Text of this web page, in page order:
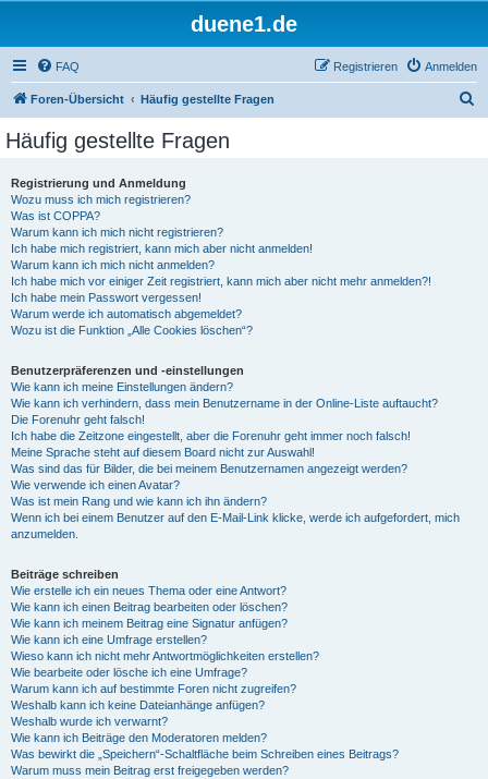
duene1.de
FAQ Anmelden
Registrieren
Foren-Übersicht Häufig gestellte Fragen
Häufig gestellte Fragen
Registrierung und Anmeldung
Wozu muss ich mich registrieren?
Was ist COPPA?
Warum kann ich mich nicht registrieren?
Ich habe mich registriert, kann mich aber nicht anmelden!
Warum kann ich mich nicht anmelden?
Ich habe mich vor einiger Zeit registriert, kann mich aber nicht mehr anmelden?!
Ich habe mein Passwort vergessen!
Warum werde ich automatisch abgemeldet?
Wozu ist die Funktion „Alle Cookies löschen“?
Benutzerpräferenzen und -einstellungen
Wie kann ich meine Einstellungen ändern?
Wie kann ich verhindern, dass mein Benutzername in der Online-Liste auftaucht?
Die Forenuhr geht falsch!
Ich habe die Zeitzone eingestellt, aber die Forenuhr geht immer noch falsch!
Meine Sprache steht auf diesem Board nicht zur Auswahl!
Was sind das für Bilder, die bei meinem Benutzernamen angezeigt werden?
Wie verwende ich einen Avatar?
Was ist mein Rang und wie kann ich ihn ändern?
Wenn ich bei einem Benutzer auf den E-Mail-Link klicke, werde ich aufgefordert, mich
anzumelden.
Beiträge schreiben
Wie erstelle ich ein neues Thema oder eine Antwort?
Wie kann ich einen Beitrag bearbeiten oder löschen?
Wie kann ich meinem Beitrag eine Signatur anfügen?
Wie kann ich eine Umfrage erstellen?
Wieso kann ich nicht mehr Antwortmöglichkeiten erstellen?
Wie bearbeite oder lösche ich eine Umfrage?
Warum kann ich auf bestimmte Foren nicht zugreifen?
Weshalb kann ich keine Dateianhänge anfügen?
Weshalb wurde ich verwarnt?
Wie kann ich Beiträge den Moderatoren melden?
Was bewirkt die „Speichern“-Schaltfläche beim Schreiben eines Beitrags?
Warum muss mein Beitrag erst freigegeben werden?